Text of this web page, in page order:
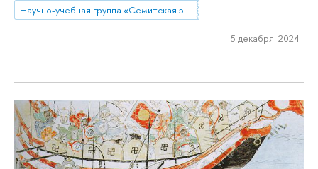
Научно-учебная группа «Семитская эпиграфика в цифровую эпоху»
5 декабря 2024